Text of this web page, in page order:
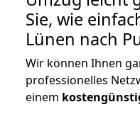
Sie, wie
Lünen nach
Wir können Ihnen
professionelles
einem